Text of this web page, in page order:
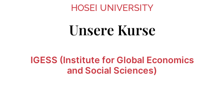
HOSEI UNIVERSITY
Unsere Kurse
IGESS (Institute for Global Economics
and Social Sciences)